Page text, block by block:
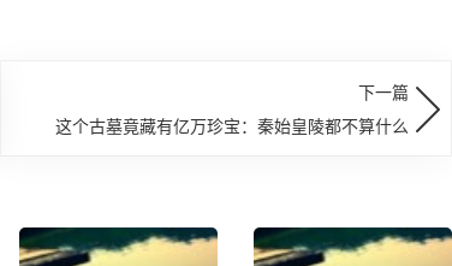
下一篇
这个古墓竟藏有亿万珍宝：秦始皇陵都不算什么